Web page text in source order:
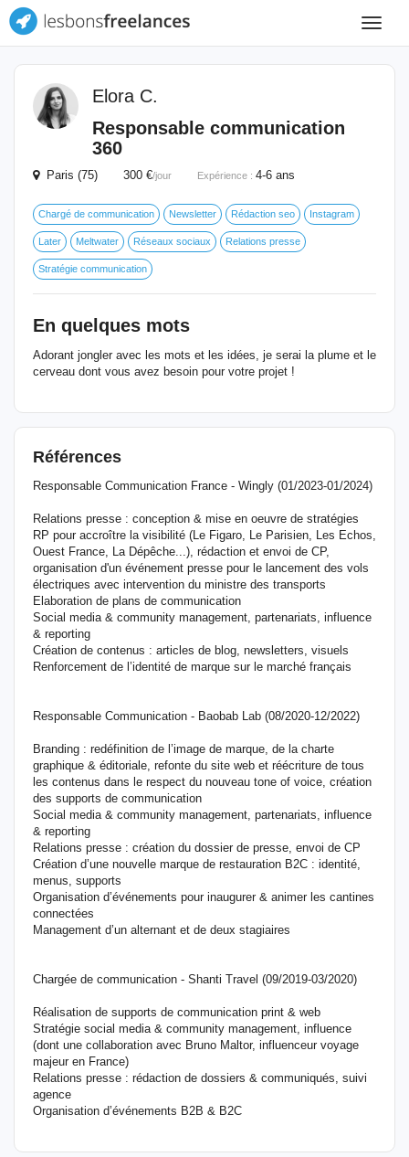
Toggle
Elora C.
Responsable communication
360
Paris (75) 300 €/jour Expérience : 4-6 ans
Chargé de communication Newsletter Rédaction seo Instagram
Later Meltwater Réseaux sociaux Relations presse
Stratégie communication
En quelques mots
Adorant jongler avec les mots et les idées, je serai la plume et le
cerveau dont vous avez besoin pour votre projet !
Références
Responsable Communication France - Wingly (01/2023-01/2024)
Relations presse : conception & mise en oeuvre de stratégies
RP pour accroître la visibilité (Le Figaro, Le Parisien, Les Echos,
Ouest France, La Dépêche...), rédaction et envoi de CP,
organisation d'un événement presse pour le lancement des vols
électriques avec intervention du ministre des transports
Elaboration de plans de communication
Social media & community management, partenariats, influence
& reporting
Création de contenus : articles de blog, newsletters, visuels
Renforcement de l’identité de marque sur le marché français
Responsable Communication - Baobab Lab (08/2020-12/2022)
Branding : redéfinition de l’image de marque, de la charte
graphique & éditoriale, refonte du site web et réécriture de tous
les contenus dans le respect du nouveau tone of voice, création
des supports de communication
Social media & community management, partenariats, influence
& reporting
Relations presse : création du dossier de presse, envoi de CP
Création d’une nouvelle marque de restauration B2C : identité,
menus, supports
Organisation d’événements pour inaugurer & animer les cantines
connectées
Management d’un alternant et de deux stagiaires
Chargée de communication - Shanti Travel (09/2019-03/2020)
Réalisation de supports de communication print & web
Stratégie social media & community management, influence
(dont une collaboration avec Bruno Maltor, influenceur voyage
majeur en France)
Relations presse : rédaction de dossiers & communiqués, suivi
agence
Organisation d’événements B2B & B2C